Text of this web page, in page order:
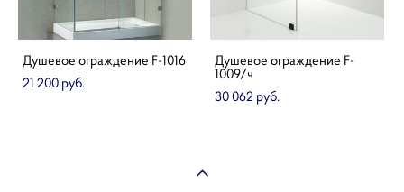
Душевое ограждение F-1016
21 200 pуб.
Душевое ограждение F-
1009/ч
30 062 pуб.